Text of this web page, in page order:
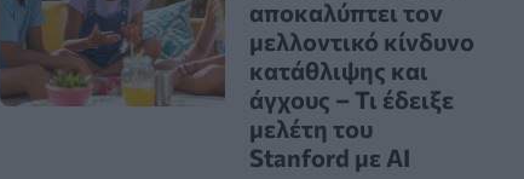
αποκαλύπτει τον
μελλοντικό κίνδυνο
κατάθλιψης και
άγχους – Τι έδειξε
μελέτη του
Stanford με AI